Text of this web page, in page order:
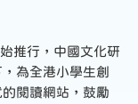
推行，中國文化研
為全港小學生創
閱讀網站，鼓勵